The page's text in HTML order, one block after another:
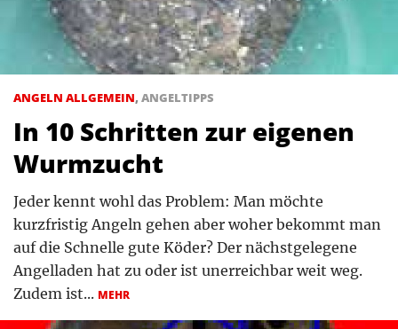
ANGELN ALLGEMEIN, ANGELTIPPS
In 10 Schritten zur eigenen
Wurmzucht
Jeder kennt wohl das Problem: Man möchte
kurzfristig Angeln gehen aber woher bekommt man
auf die Schnelle gute Köder? Der nächstgelegene
Angelladen hat zu oder ist unerreichbar weit weg.
Zudem ist... MEHR